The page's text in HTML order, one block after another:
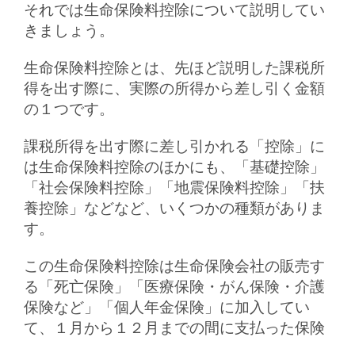
それでは生命保険料控除について説明してい
きましょう。
生命保険料控除とは、先ほど説明した課税所
得を出す際に、実際の所得から差し引く金額
の１つです。
課税所得を出す際に差し引かれる「控除」に
は生命保険料控除のほかにも、「基礎控除」
「社会保険料控除」「地震保険料控除」「扶
養控除」などなど、いくつかの種類がありま
す。
この生命保険料控除は生命保険会社の販売す
る「死亡保険」「医療保険・がん保険・介護
保険など」「個人年金保険」に加入してい
て、１月から１２月までの間に支払った保険